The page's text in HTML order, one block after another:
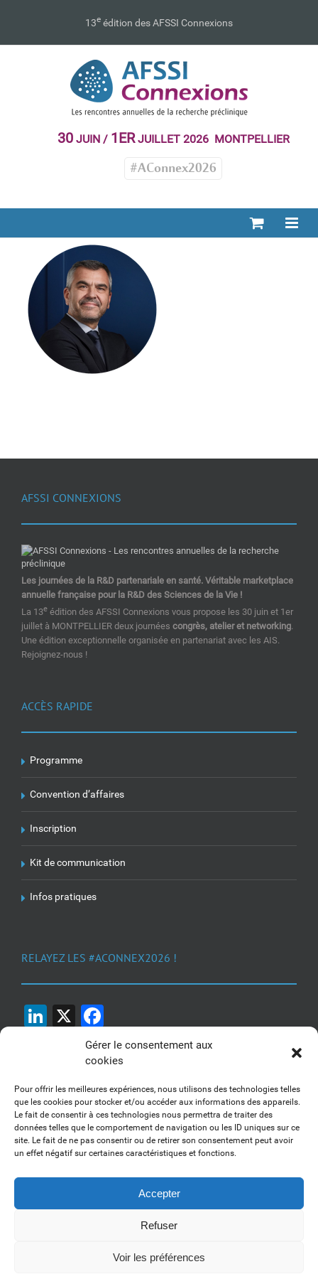
Gérer le consentement aux
cookies
Pour offrir les meilleures expériences, nous utilisons des technologies telles
que les cookies pour stocker et/ou accéder aux informations des appareils.
Le fait de consentir à ces technologies nous permettra de traiter des
données telles que le comportement de navigation ou les ID uniques sur ce
site. Le fait de ne pas consentir ou de retirer son consentement peut avoir
un effet négatif sur certaines caractéristiques et fonctions.
Accepter
Refuser
Voir les préférences
13e édition des AFSSI Connexions
30JUIN / 1ERJUILLET 2026 MONTPELLIER
#AConnex2026
AFSSI CONNEXIONS
Les journées de la R&D partenariale en santé. Véritable marketplace
annuelle française pour la R&D des Sciences de la Vie !
La 13e édition des AFSSI Connexions vous propose les 30 juin et 1er
juillet à MONTPELLIER deux journées congrès, atelier et networking.
Une édition exceptionnelle organisée en partenariat avec les AIS.
Rejoignez-nous !
ACCÈS RAPIDE
Programme
Convention d’affaires
Inscription
Kit de communication
Infos pratiques
RELAYEZ LES #ACONNEX2026 !
LinkedIn
X
1, 2, 3... Buzzez !
Découvrez nos kits communication